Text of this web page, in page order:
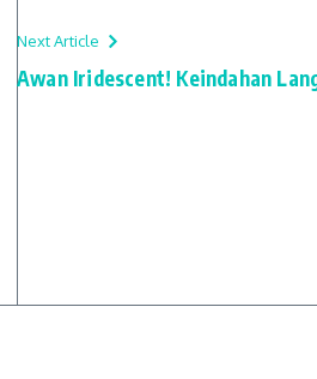
Next Article
Awan Iridescent! Keindahan